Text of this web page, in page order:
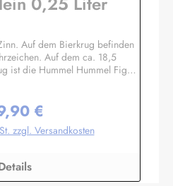
Auf dem Bierkrug befinden
Auf dem ca. 18,5
ist die Hummel Hummel Figur,
ml / 0,25 Liter. Der Bierkrug
Mitbringsel / Souvenir aus
und ist besonders beliebt bei
sich auch hierzulande Sammler
schönen hanseatischen
Preis:
€
zzgl. Versandkosten